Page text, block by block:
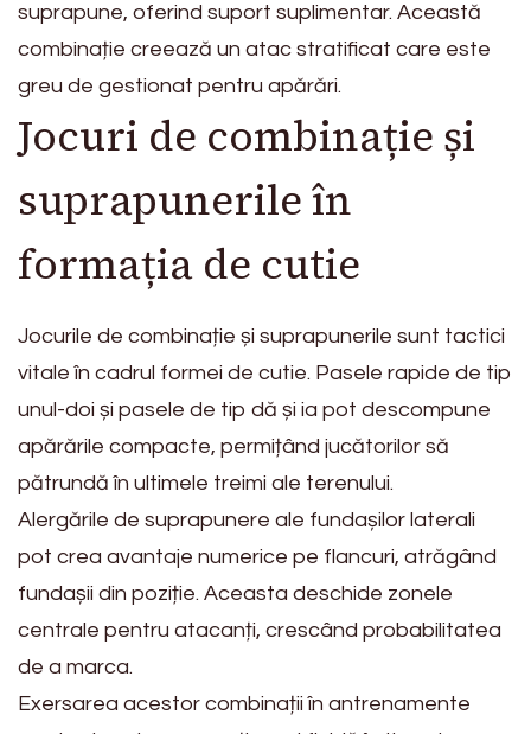
suprapune, oferind suport suplimentar. Această
combinație creează un atac stratificat care este
greu de gestionat pentru apărări.
Jocuri de combinație și
suprapunerile în
formația de cutie
Jocurile de combinație și suprapunerile sunt tactici
vitale în cadrul formei de cutie. Pasele rapide de tip
unul-doi și pasele de tip dă și ia pot descompune
apărările compacte, permițând jucătorilor să
pătrundă în ultimele treimi ale terenului.
Alergările de suprapunere ale fundașilor laterali
pot crea avantaje numerice pe flancuri, atrăgând
fundașii din poziție. Aceasta deschide zonele
centrale pentru atacanți, crescând probabilitatea
de a marca.
Exersarea acestor combinații în antrenamente